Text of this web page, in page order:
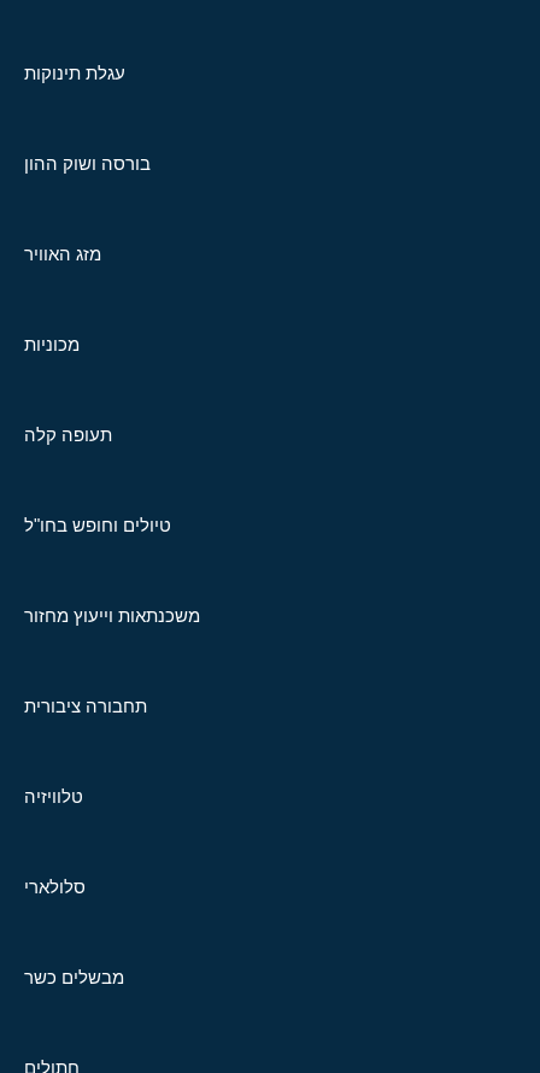
עגלת תינוקות
בורסה ושוק ההון
מזג האוויר
מכוניות
תעופה קלה
טיולים וחופש בחו"ל
משכנתאות וייעוץ מחזור
תחבורה ציבורית
טלוויזיה
סלולארי
מבשלים כשר
חתולים